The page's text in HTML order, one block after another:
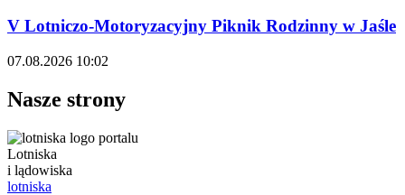
V Lotniczo-Motoryzacyjny Piknik Rodzinny w Jaśle
07.08.2026 10:02
Nasze strony
Lotniska
i lądowiska
lotniska